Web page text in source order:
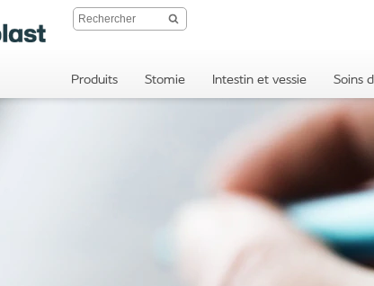
Produits Stomie Intestin et vessie Soins